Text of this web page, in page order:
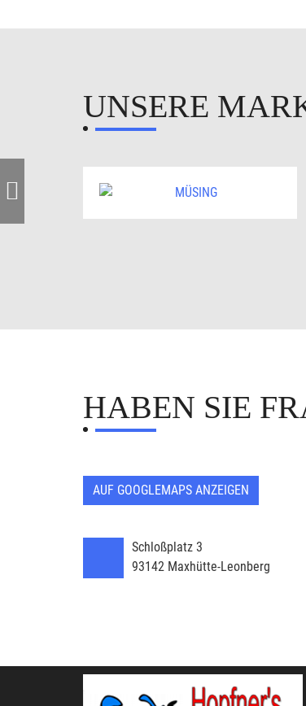
UNSERE
HABEN SIE
AUF GOOGLEMAPS ANZEIGEN
Schloßplatz 3
93142 Maxhütte-Leonberg